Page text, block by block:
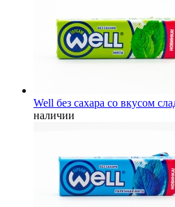
Well без сахара со вкусом
наличии